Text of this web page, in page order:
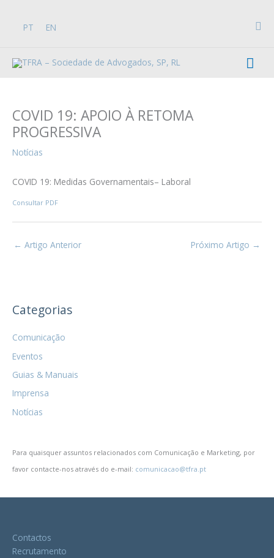
contentPT EN
Categorias
Comunicação
Eventos
Guias & Manuais
Imprensa
Notícias
Para quaisquer assuntos relacionados com Comunicação e Marketing, por
favor contacte-nos através do e-mail: comunicacao@tfra.pt
COVID 19: APOIO À RETOMA
PROGRESSIVA
Notícias
COVID 19: Medidas Governamentais– Laboral
Consultar PDF
← Artigo Anterior Próximo Artigo →
Contactos
Recrutamento